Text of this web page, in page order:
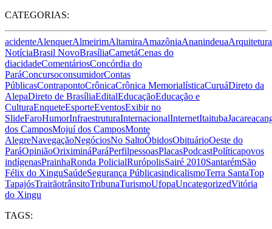
CATEGORIAS:
acidenteAlenquerAlmeirimAltamiraAmazôniaAnanindeuaArquitetura
NotíciaBrasil NovoBrasíliaCametáCenas do
diacidadeComentáriosConcórdia do
ParáConcursoconsumidorContas
PúblicasContrapontoCrônicaCrônica MemorialísticaCuruáDireto da
AlepaDireto de BrasíliaEditalEducaçãoEducação e
CulturaEnqueteEsporteEventosExibir no
SlideFaroHumorInfraestruturaInternacionalInternetItaituba
dos CamposMojuí dos CamposMonte
AlegreNavegaçãoNegóciosNo SaltoÓbidosObituárioOeste do
ParáOpiniãoOriximináParáPerfilpessoasPlacasPodcastPolíticapovos
indígenasPrainhaRonda PolicialRurópolisSairé 2010SantarémSão
Félix do XinguSaúdeSegurança PúblicasindicalismoTerra SantaTop
TapajósTrairãotrânsitoTribunaTurismoUfopaUncategorizedVitória
do Xingu
TAGS: